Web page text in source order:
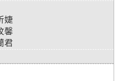
婕
馨
君